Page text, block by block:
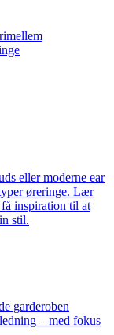
eller moderne ear
øreringe. Lær
inspiration til at
stil.
garderoben
– med fokus